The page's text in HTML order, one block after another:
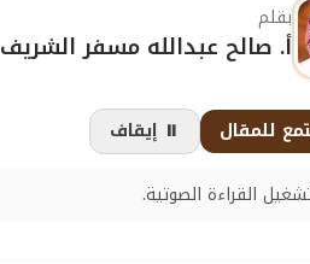
بقلم
أ. صالح عبدالله مسفر الشريف
للمقال
⏸️ إيقاف
القراءة الصوتية.